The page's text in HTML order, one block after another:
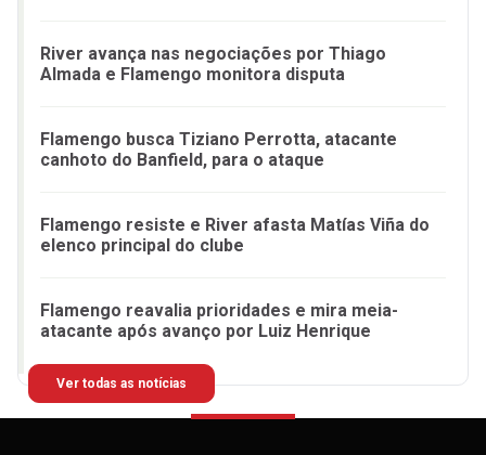
River avança nas negociações por Thiago
Almada e Flamengo monitora disputa
Flamengo busca Tiziano Perrotta, atacante
canhoto do Banfield, para o ataque
Flamengo resiste e River afasta Matías Viña do
elenco principal do clube
Flamengo reavalia prioridades e mira meia-
atacante após avanço por Luiz Henrique
Ver todas as notícias